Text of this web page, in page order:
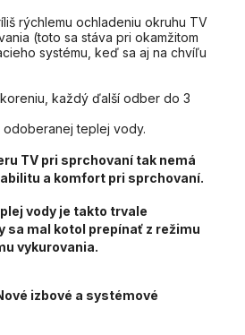
rýchlemu ochladeniu okruhu TV
(toto sa stáva pri okamžitom
systému, keď sa aj na chvíľu
každý ďalší odber do 3
teplej vody.
TV pri sprchovaní tak nemá
a komfort pri sprchovaní.
vody je takto trvale
sa mal kotol prepínať z režimu
vykurovania.
izbové a systémové